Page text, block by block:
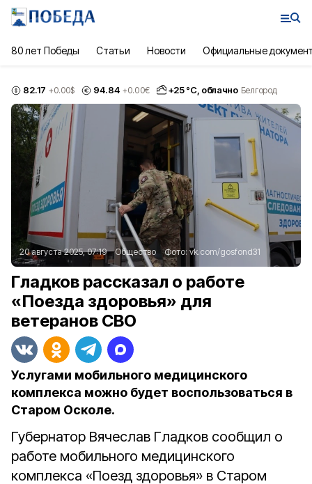
80 лет Победы Статьи Новости Официальные
82.17 +0.00$ 94.84 +0.00€ +25°С, облачно Белгород
20 августа 2025, 07:19 Общество Фото: vk.com/gosfond31
Гладков рассказал о работе
«Поезда здоровья» для
ветеранов СВО
Услугами мобильного медицинского
комплекса можно будет воспользоваться в
Старом Осколе.
Губернатор Вячеслав Гладков сообщил о
работе мобильного медицинского
комплекса «Поезд здоровья» в Старом